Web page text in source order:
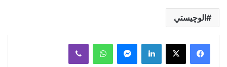
الوچيستي
لينكدإن ماسنجر واتساب ڤايبر